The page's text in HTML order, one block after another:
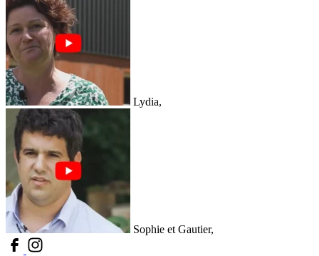
Lydia,
Sophie et Gautier,